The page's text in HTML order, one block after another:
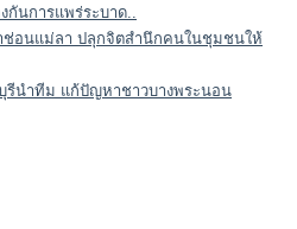
นการแพร่ระบาด..
ช่อนแม่ลา ปลุกจิตสำนึกคนในชุมชนให้
รีนำทีม แก้ปัญหาชาวบางพระนอน